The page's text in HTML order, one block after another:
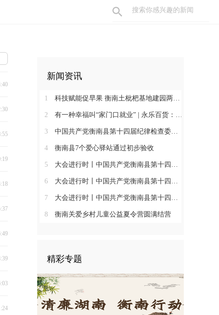
新闻资讯
1 科技赋能促早果 衡南土枇杷基地建园两年见果助振兴
2 有一种幸福叫“家门口就业” | 永乐百货：守护百姓三餐四季 搭建就业暖心平台
3 中国共产党衡南县第十四届纪律检查委员会第一次全体会议召开 肖高德当选县纪委书记
4 衡南县7个爱心驿站通过初步验收
5 大会进行时丨中国共产党衡南县第十四次代表大会第三次大会召开
6 大会进行时丨中国共产党衡南县第十四次代表大会主席团举行第六次会议
7 大会进行时丨中国共产党衡南县第十四次代表大会主席团举行第五次会议
8 衡南关爱乡村儿童公益夏令营圆满结营
精彩专题